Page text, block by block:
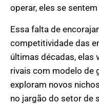
operar, eles se
Essa falta de
competitividade das
últimas décadas, elas
rivais com modelo de
exploram novos
no jargão do setor de